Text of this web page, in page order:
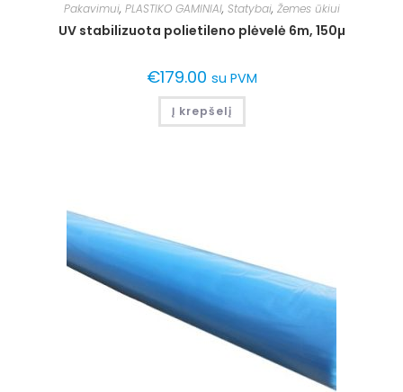
Pakavimui, PLASTIKO GAMINIAI, Statybai, Žemes ūkiui
UV stabilizuota polietileno plėvelė 6m, 150µ
€179.00 su PVM
Į krepšelį